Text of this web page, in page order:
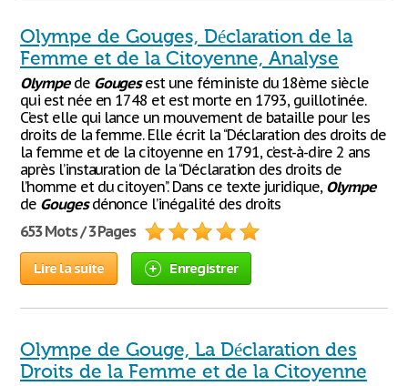
Olympe de Gouges, Déclaration de la
Femme et de la Citoyenne, Analyse
Olympede Gougesest une féministe du 18ème siècle
qui est née en 1748 et est morte en 1793, guillotinée.
C’est elle qui lance un mouvement de bataille pour les
droits de la femme. Elle écrit la ‘‘Déclaration des droits de
la femme et de la citoyenne en 1791, c’est-à-dire 2 ans
après l’instauration de la ‘‘Déclaration des droits de
l’homme et du citoyen’’. Dans ce texte juridique, Olympe
de Gougesdénonce l’inégalité des droits
653 Mots / 3 Pages
Lire la suite Enregistrer
Olympe de Gouge, La Déclaration des
Droits de la Femme et de la Citoyenne